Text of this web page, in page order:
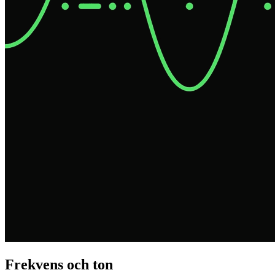
Frekvens och ton